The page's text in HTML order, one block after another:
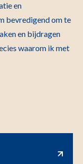
en
bevredigend om te
en bijdragen
waarom ik met